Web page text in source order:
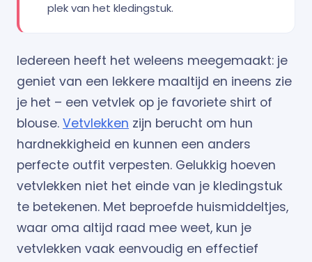
plek van het kledingstuk.
Iedereen heeft het weleens meegemaakt: je
geniet van een lekkere maaltijd en ineens zie
je het – een vetvlek op je favoriete shirt of
blouse. Vetvlekken zijn berucht om hun
hardnekkigheid en kunnen een anders
perfecte outfit verpesten. Gelukkig hoeven
vetvlekken niet het einde van je kledingstuk
te betekenen. Met beproefde huismiddeltjes,
waar oma altijd raad mee weet, kun je
vetvlekken vaak eenvoudig en effectief